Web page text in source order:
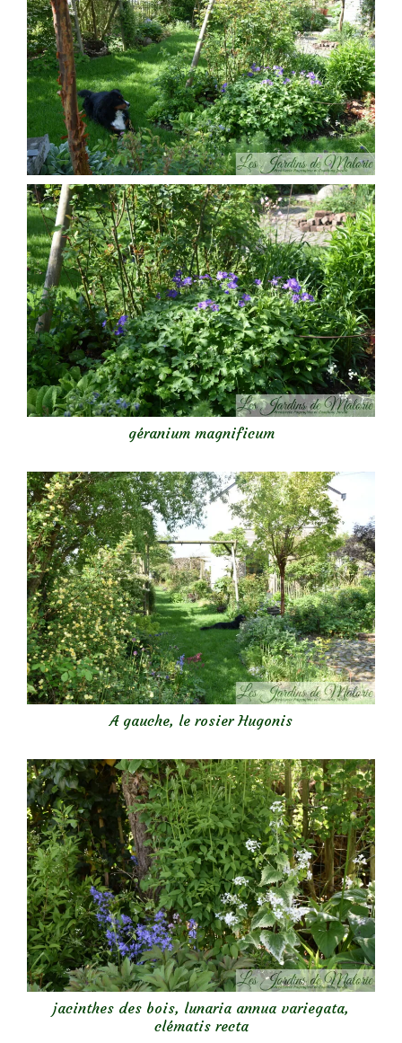
géranium magnificum
A gauche, le rosier Hugonis
jacinthes des bois, lunaria annua variegata,
clématis recta